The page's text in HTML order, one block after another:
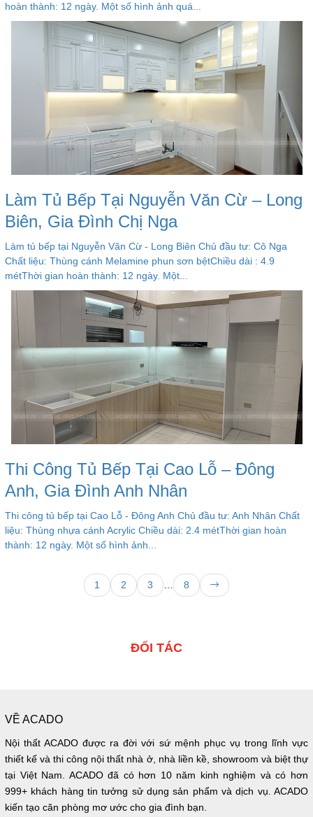
hoàn thành: 12 ngày. Một số hình ảnh quá...
Làm Tủ Bếp Tại Nguyễn Văn Cừ – Long
Biên, Gia Đình Chị Nga
Làm tủ bếp tại Nguyễn Văn Cừ - Long Biên Chủ đầu tư: Cô Nga
Chất liệu: Thùng cánh Melamine phun sơn bệtChiều dài : 4.9
métThời gian hoàn thành: 12 ngày. Một...
Thi Công Tủ Bếp Tại Cao Lỗ – Đông
Anh, Gia Đình Anh Nhân
Thi công tủ bếp tại Cao Lỗ - Đông Anh Chủ đầu tư: Anh Nhân Chất
liệu: Thùng nhựa cánh Acrylic Chiều dài: 2.4 métThời gian hoàn
thành: 12 ngày. Một số hình ảnh...
1 2 3 8
ĐỐI TÁC
VỀ ACADO
Nội thất ACADO được ra đời với sứ mệnh phục vụ trong lĩnh vực
thiết kế và thi công nội thất nhà ở, nhà liền kề, showroom và biệt thự
tại Việt Nam. ACADO đã có hơn 10 năm kinh nghiệm và có hơn
999+ khách hàng tin tưởng sử dụng sản phẩm và dịch vụ. ACADO
kiến tạo căn phòng mơ ước cho gia đình bạn.